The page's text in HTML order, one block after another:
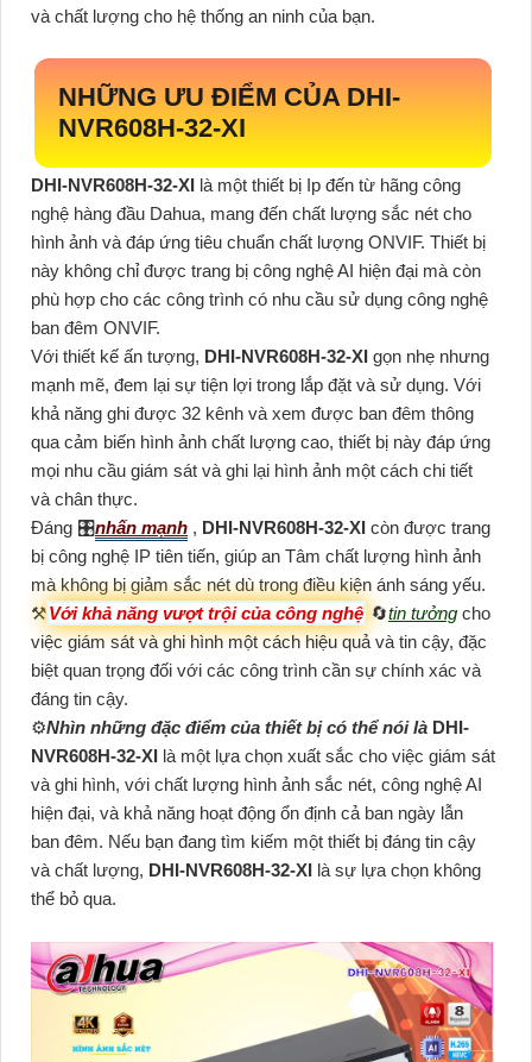
và chất lượng cho hệ thống an ninh của bạn.
NHỮNG ƯU ĐIỂM CỦA DHI-
NVR608H-32-XI
DHI-NVR608H-32-XI là một thiết bị Ip đến từ hãng công
nghệ hàng đầu Dahua, mang đến chất lượng sắc nét cho
hình ảnh và đáp ứng tiêu chuẩn chất lượng ONVIF. Thiết bị
này không chỉ được trang bị công nghệ AI hiện đại mà còn
phù hợp cho các công trình có nhu cầu sử dụng công nghệ
ban đêm ONVIF.
Với thiết kế ấn tượng, DHI-NVR608H-32-XI gọn nhẹ nhưng
mạnh mẽ, đem lại sự tiện lợi trong lắp đặt và sử dụng. Với
khả năng ghi được 32 kênh và xem được ban đêm thông
qua cảm biến hình ảnh chất lượng cao, thiết bị này đáp ứng
mọi nhu cầu giám sát và ghi lại hình ảnh một cách chi tiết
và chân thực.
Đáng 🎛nhấn mạnh , DHI-NVR608H-32-XI còn được trang
bị công nghệ IP tiên tiến, giúp an Tâm chất lượng hình ảnh
mà không bị giảm sắc nét dù trong điều kiện ánh sáng yếu.
⚒Với khả năng vượt trội của công nghệ 🔄tin tưởng cho
việc giám sát và ghi hình một cách hiệu quả và tin cậy, đặc
biệt quan trọng đối với các công trình cần sự chính xác và
đáng tin cậy.
⚙Nhìn những đặc điểm của thiết bị có thể nói là DHI-
NVR608H-32-XI là một lựa chọn xuất sắc cho việc giám sát
và ghi hình, với chất lượng hình ảnh sắc nét, công nghệ AI
hiện đại, và khả năng hoạt động ổn định cả ban ngày lẫn
ban đêm. Nếu bạn đang tìm kiếm một thiết bị đáng tin cậy
và chất lượng, DHI-NVR608H-32-XI là sự lựa chọn không
thể bỏ qua.